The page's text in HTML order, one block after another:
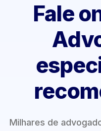
Fale
Milhares de